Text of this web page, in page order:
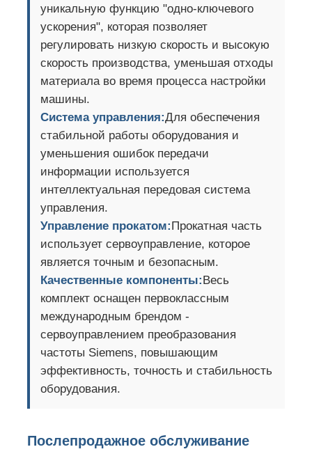
уникальную функцию "одно-ключевого
ускорения", которая позволяет
регулировать низкую скорость и высокую
скорость производства, уменьшая отходы
материала во время процесса настройки
машины.
Система управления:Для обеспечения
стабильной работы оборудования и
уменьшения ошибок передачи
информации используется
интеллектуальная передовая система
управления.
Управление прокатом:Прокатная часть
использует сервоуправление, которое
является точным и безопасным.
Качественные компоненты:Весь
комплект оснащен первоклассным
международным брендом -
сервоуправлением преобразования
частоты Siemens, повышающим
эффективность, точность и стабильность
оборудования.
Послепродажное обслуживание